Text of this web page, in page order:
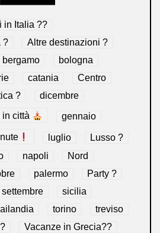
in Italia ??
?️
Altre destinazioni ?
bergamo
bologna
catania
Centro
?
dicembre
in città gennaio
luglio
Lusso ?
napoli
Nord
palermo
Party ?
settembre
sicilia
torino
treviso
Vacanze in Grecia??